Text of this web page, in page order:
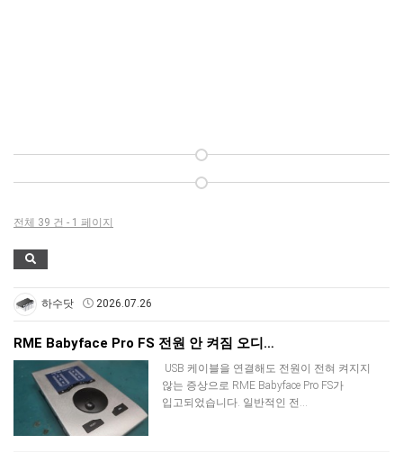
전체 39 건 - 1 페이지
하수닷 2026.07.26
RME Babyface Pro FS 전원 안 켜짐 오디…
USB 케이블을 연결해도 전원이 전혀 켜지지
않는 증상으로 RME Babyface Pro FS가
입고되었습니다. 일반적인 전…